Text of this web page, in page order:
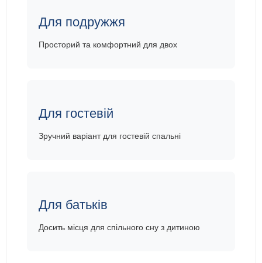
Для подружжя
Просторий та комфортний для двох
Для гостевій
Зручний варіант для гостевій спальні
Для батьків
Досить місця для спільного сну з дитиною